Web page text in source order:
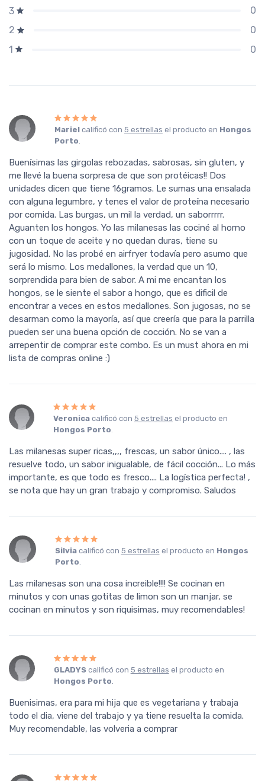
3
0
2
0
1
0
Marielcalificó con 5 estrellas el producto en Hongos
Porto.
Buenísimas las girgolas rebozadas, sabrosas, sin gluten, y
me llevé la buena sorpresa de que son protéicas!! Dos
unidades dicen que tiene 16gramos. Le sumas una ensalada
con alguna legumbre, y tenes el valor de proteína necesario
por comida. Las burgas, un mil la verdad, un saborrrrr.
Aguanten los hongos. Yo las milanesas las cociné al horno
con un toque de aceite y no quedan duras, tiene su
jugosidad. No las probé en airfryer todavía pero asumo que
será lo mismo. Los medallones, la verdad que un 10,
sorprendida para bien de sabor. A mi me encantan los
hongos, se le siente el sabor a hongo, que es dificil de
encontrar a veces en estos medallones. Son jugosas, no se
desarman como la mayoría, así que creería que para la parrilla
pueden ser una buena opción de cocción. No se van a
arrepentir de comprar este combo. Es un must ahora en mi
lista de compras online :)
Veronicacalificó con 5 estrellas el producto en
Hongos Porto.
Las milanesas super ricas,,,, frescas, un sabor único.... , las
resuelve todo, un sabor inigualable, de fácil cocción... Lo más
importante, es que todo es fresco.... La logística perfecta! ,
se nota que hay un gran trabajo y compromiso. Saludos
Silviacalificó con 5 estrellas el producto en Hongos
Porto.
Las milanesas son una cosa increible!!!! Se cocinan en
minutos y con unas gotitas de limon son un manjar, se
cocinan en minutos y son riquisimas, muy recomendables!
GLADYScalificó con 5 estrellas el producto en
Hongos Porto.
Buenisimas, era para mi hija que es vegetariana y trabaja
todo el dia, viene del trabajo y ya tiene resuelta la comida.
Muy recomendable, las volveria a comprar